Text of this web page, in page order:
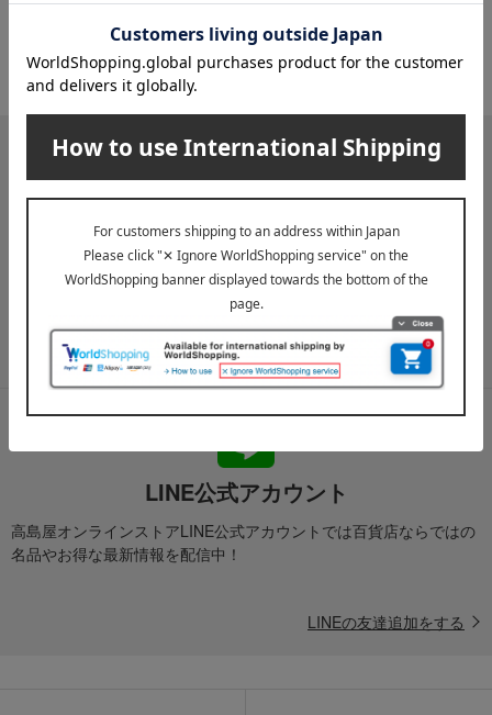
『お届け先のご住所』ご確認のお願い
メールマガジン
送料無料クーポンやキャンペーン、新着・SALE・おすすめ商品な
ど、「高島屋オンラインストア」のお得＆うれしい情報をお届けい
たします。
メールマガジンについて詳しく見る
LINE公式アカウント
高島屋オンラインストアLINE公式アカウントでは百貨店ならではの
名品やお得な最新情報を配信中！
LINEの友達追加をする